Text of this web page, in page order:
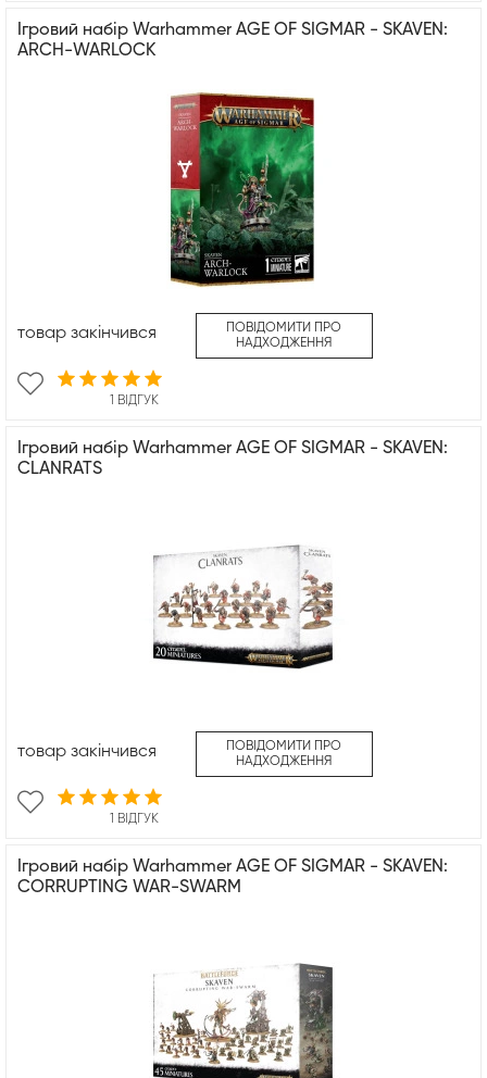
Ігровий набір Warhammer AGE OF SIGMAR - SKAVEN:
ARCH-WARLOCK
1 ВІДГУК
товар закінчився
ПОВІДОМИТИ ПРО
НАДХОДЖЕННЯ
Ігровий набір Warhammer AGE OF SIGMAR - SKAVEN:
CLANRATS
1 ВІДГУК
товар закінчився
ПОВІДОМИТИ ПРО
НАДХОДЖЕННЯ
Ігровий набір Warhammer AGE OF SIGMAR - SKAVEN:
CORRUPTING WAR-SWARM